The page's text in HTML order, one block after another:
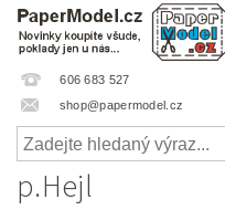
606 683 527
shop@papermodel.cz
p.Hejl